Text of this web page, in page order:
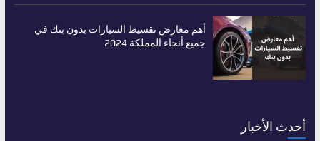
أهم معارض تقسيط السيارات بدون بنك في
جميع أنحاء المملكة 2024
أحدث الأخبار